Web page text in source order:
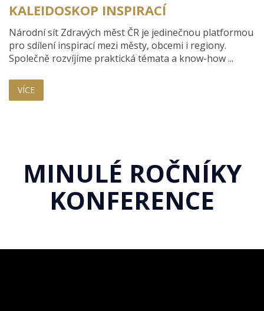
KALEIDOSKOP INSPIRACÍ
Národní sít Zdravých měst ČR je jedinečnou platformou
pro sdílení inspirací mezi městy, obcemi i regiony.
Společně rozvíjíme praktická témata a know-how ...
VÍCE
MINULÉ ROČNÍKY
KONFERENCE